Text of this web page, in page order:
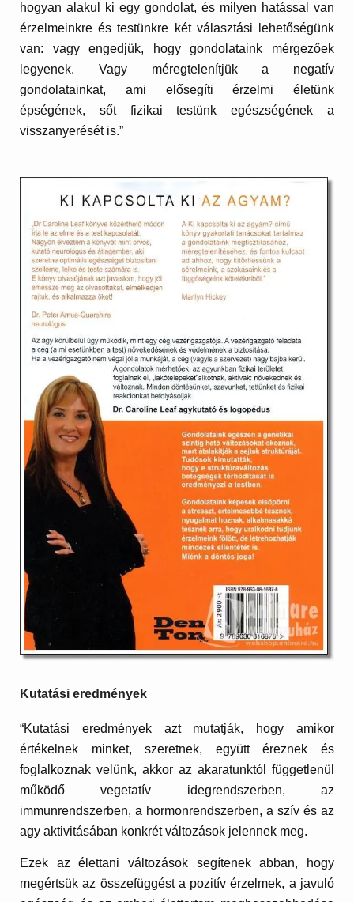
hogyan alakul ki egy gondolat, és milyen hatással van
érzelmeinkre és testünkre két választási lehetőségünk
van: vagy engedjük, hogy gondolataink mérgezőek
legyenek. Vagy méregtelenítjük a negatív
gondolatainkat, ami elősegíti érzelmi életünk
épségének, sőt fizikai testünk egészségének a
visszanyerését is.”
Kutatási eredmények
“Kutatási eredmények azt mutatják, hogy amikor
értékelnek minket, szeretnek, együtt éreznek és
foglalkoznak velünk, akkor az akaratunktól függetlenül
működő vegetatív idegrendszerben, az
immunrendszerben, a hormonrendszerben, a szív és az
agy aktivitásában konkrét változások jelennek meg.
Ezek az élettani változások segítenek abban, hogy
megértsük az összefüggést a pozitív érzelmek, a javuló